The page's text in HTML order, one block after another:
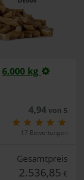
6.000 kg
4,94von 5
17 Bewertungen
Gesamtpreis
2.536,85 €